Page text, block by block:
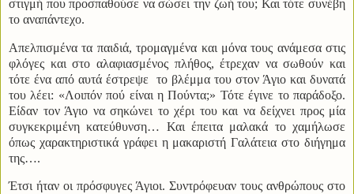
στιγμή που προσπαθούσε να σώσει την ζωή του; Και τότε συνέβη
το αναπάντεχο.
Απελπισμένα τα παιδιά, τρομαγμένα και μόνα τους ανάμεσα στις
φλόγες και στο αλαφιασμένος πλήθος, έτρεχαν να σωθούν και
τότε ένα από αυτά έστρεψε
το βλέμμα του στον Άγιο και δυνατά
του λέει: «Λοιπόν πού είναι η Πούντα;» Τότε έγινε το παράδοξο.
Είδαν τον Άγιο να σηκώνει το χέρι του και να δείχνει προς μία
συγκεκριμένη κατεύθυνση… Και έπειτα μαλακά το χαμήλωσε
όπως χαρακτηριστικά γράφει η μακαριστή Γαλάτεια στο διήγημα
της….
Έτσι ήταν οι πρόσφυγες Άγιοι. Συντρόφευαν τους ανθρώπους στο